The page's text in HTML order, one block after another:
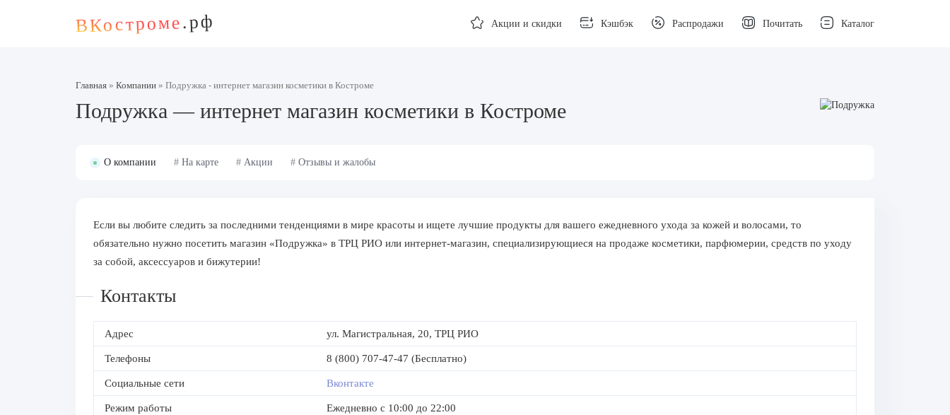
ВКостроме.рф Акции и скидки Кэшбэк Распродажи Почитать Каталог
Главная » Компании » Подружка - интернет магазин косметики в Костроме
Подружка — интернет магазин косметики в Костроме
О компании # На карте # Акции # Отзывы и жалобы
Если вы любите следить за последними тенденциями в мире красоты и ищете лучшие продукты для вашего ежедневного ухода за кожей и волосами, то
обязательно нужно посетить магазин «Подружка» в ТРЦ РИО или интернет-магазин, специализирующиеся на продаже косметики, парфюмерии, средств по уходу
за собой, аксессуаров и бижутерии!
Контакты
Адрес ул. Магистральная, 20, ТРЦ РИО
Телефоны 8 (800) 707-47-47 (Бесплатно)
Социальные сети Вконтакте
Режим работы Ежедневно с 10:00 до 22:00